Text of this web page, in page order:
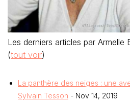
Les derniers articles par Armelle
(tout voir)
La panthère des neiges : une
Sylvain Tesson - Nov 14, 2019